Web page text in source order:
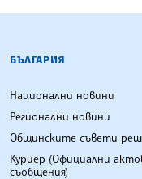
БЪЛГАРСКА
БЪЛГАРИЯ
Национални новини
Регионални новини
Общинските съвети
Куриер (Официални
съобщения)